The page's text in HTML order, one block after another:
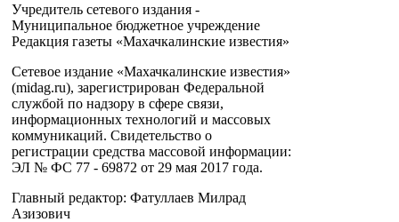
Учредитель сетевого издания -
Муниципальное бюджетное учреждение
Редакция газеты «Махачкалинские известия»
Сетевое издание «Махачкалинские известия»
(midag.ru), зарегистрирован Федеральной
службой по надзору в сфере связи,
информационных технологий и массовых
коммуникаций. Свидетельство о
регистрации средства массовой информации:
ЭЛ № ФС 77 - 69872 от 29 мая 2017 года.
Главный редактор: Фатуллаев Милрад
Азизович